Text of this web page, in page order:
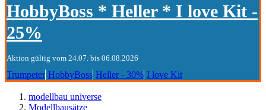
HobbyBoss * Heller * I love Kit -
25%
Aktion gültig vom 24.07. bis 06.08.2026
Trumpeter HobbyBoss Heller - 30% I love Kit
modellbau universe
Modellbausätze